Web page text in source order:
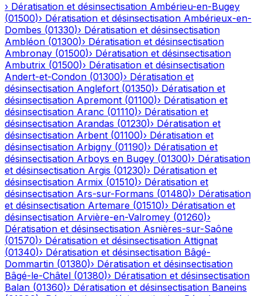
› Dératisation et désinsectisation Ambérieu-en-Bugey
(01500)› Dératisation et désinsectisation Ambérieux-en-
Dombes (01330)› Dératisation et désinsectisation
Ambléon (01300)› Dératisation et désinsectisation
Ambronay (01500)› Dératisation et désinsectisation
Ambutrix (01500)› Dératisation et désinsectisation
Andert-et-Condon (01300)› Dératisation et
désinsectisation Anglefort (01350)› Dératisation et
désinsectisation Apremont (01100)› Dératisation et
désinsectisation Aranc (01110)› Dératisation et
désinsectisation Arandas (01230)› Dératisation et
désinsectisation Arbent (01100)› Dératisation et
désinsectisation Arbigny (01190)› Dératisation et
désinsectisation Arboys en Bugey (01300)› Dératisation
et désinsectisation Argis (01230)› Dératisation et
désinsectisation Armix (01510)› Dératisation et
désinsectisation Ars-sur-Formans (01480)› Dératisation
et désinsectisation Artemare (01510)› Dératisation et
désinsectisation Arvière-en-Valromey (01260)›
Dératisation et désinsectisation Asnières-sur-Saône
(01570)› Dératisation et désinsectisation Attignat
(01340)› Dératisation et désinsectisation Bâgé-
Dommartin (01380)› Dératisation et désinsectisation
Bâgé-le-Châtel (01380)› Dératisation et désinsectisation
Balan (01360)› Dératisation et désinsectisation Baneins